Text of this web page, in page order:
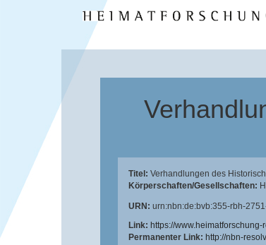
Titel: Verhandlungen des
Körperschaften/Gesellschaften:
URN: urn:nbn:de:bvb:355-rbh-
Link: https://
Permanenter Link: http://nbn-